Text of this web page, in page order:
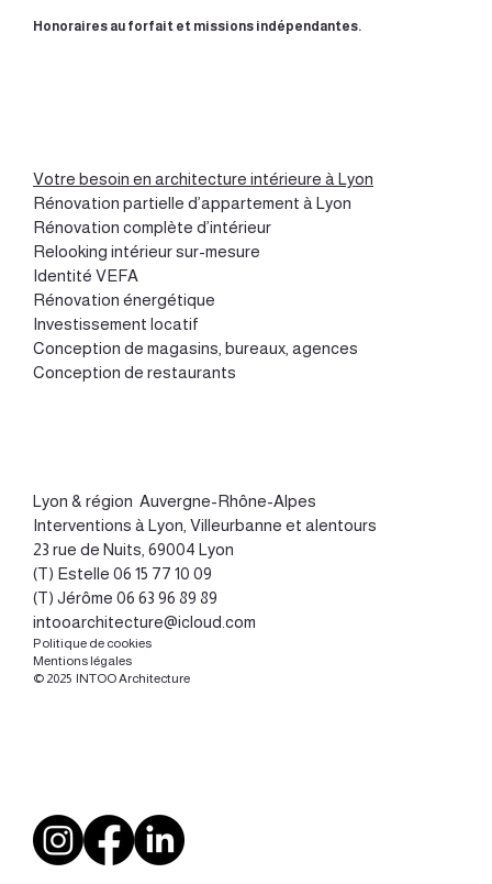
Honoraires au forfait et missions indépendantes.
Votre besoin en architecture intérieure à Lyon
Rénovation partielle d’appartement à Lyon
Rénovation complète d’intérieur
Relooking intérieur sur-mesure
Identité VEFA
Rénovation énergétique
Investissement locatif
Conception de magasins, bureaux, agences
Conception de restaurants
Lyon & région Auvergne-Rhône-Alpes
Interventions à Lyon, Villeurbanne et alentours
23 rue de Nuits, 69004 Lyon
(T) Estelle 06 15 77 10 09
(T) Jérôme 06 63 96 89 89
intooarchitecture@icloud.com
Politique de cookies
Mentions légales
© 2025 INTOO Architecture